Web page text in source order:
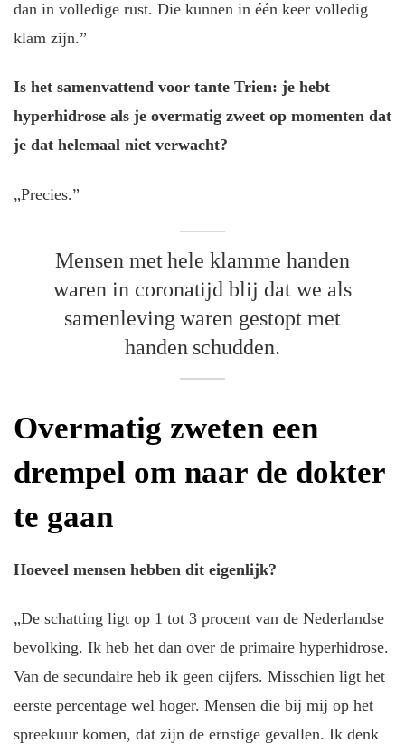
dan in volledige rust. Die kunnen in één keer volledig
klam zijn.”
Is het samenvattend voor tante Trien: je hebt
hyperhidrose als je overmatig zweet op momenten dat
je dat helemaal niet verwacht?
„Precies.”
Mensen met hele klamme handen
waren in coronatijd blij dat we als
samenleving waren gestopt met
handen schudden.
Overmatig zweten een
drempel om naar de dokter
te gaan
Hoeveel mensen hebben dit eigenlijk?
„De schatting ligt op 1 tot 3 procent van de Nederlandse
bevolking. Ik heb het dan over de primaire hyperhidrose.
Van de secundaire heb ik geen cijfers. Misschien ligt het
eerste percentage wel hoger. Mensen die bij mij op het
spreekuur komen, dat zijn de ernstige gevallen. Ik denk